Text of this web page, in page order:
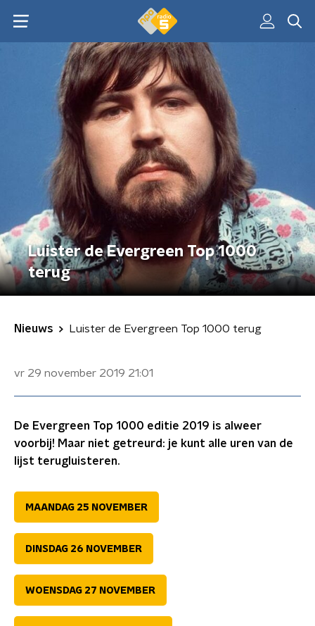
Luister de Evergreen Top 1000
terug
Nieuws Luister de Evergreen Top 1000 terug
vr 29 november 2019 21:01
De Evergreen Top 1000 editie 2019 is alweer
voorbij! Maar niet getreurd: je kunt alle uren van de
lijst terugluisteren.
MAANDAG 25 NOVEMBER
DINSDAG 26 NOVEMBER
WOENSDAG 27 NOVEMBER